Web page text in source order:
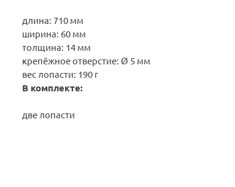
длина: 710 мм
ширина: 60 мм
толщина: 14 мм
крепёжное отверстие: Ø 5 мм
вес лопасти: 190 г
В комплекте:
две лопасти